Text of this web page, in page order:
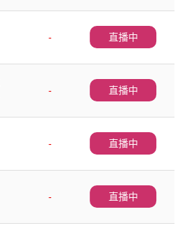
-
直播中
-
直播中
-
直播中
-
直播中